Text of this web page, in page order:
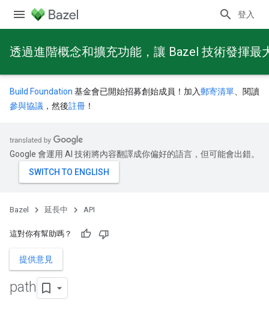
登入
透過進階概念和擴充功能，讓 Bazel 技術發揮最
Build Foundation 基金會已開始招募創始成員！加入郵寄清單 、閱讀
參與協議 ，然後註冊 ！
Google 會運用 AI 技術將內容翻譯成你偏好的語言，但可能會出錯。
Bazel 延長中 API
這對你有幫助嗎？
提供意見
path